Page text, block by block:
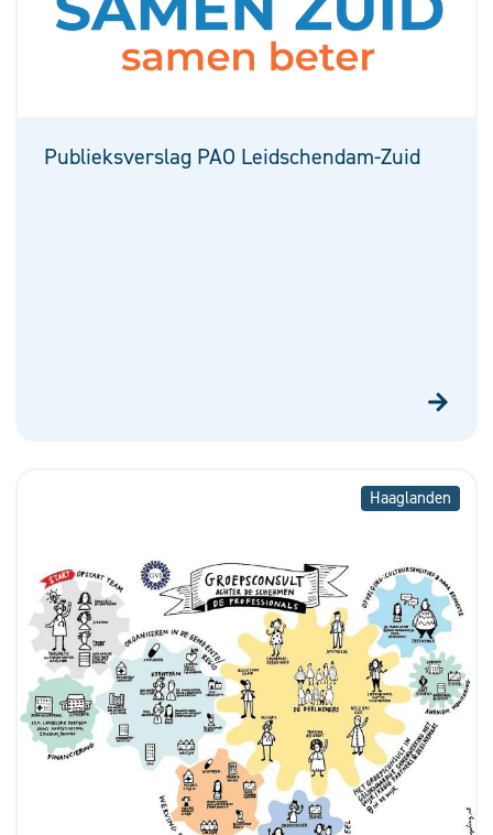
Publieksverslag PAO Leidschendam-Zuid
Haaglanden